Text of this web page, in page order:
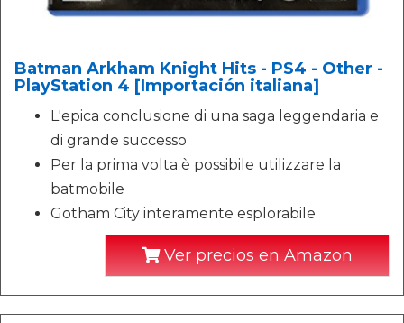
Batman Arkham Knight Hits - PS4 - Other -
PlayStation 4 [Importación italiana]
L'epica conclusione di una saga leggendaria e
di grande successo
Per la prima volta è possibile utilizzare la
batmobile
Gotham City interamente esplorabile
Ver precios en Amazon